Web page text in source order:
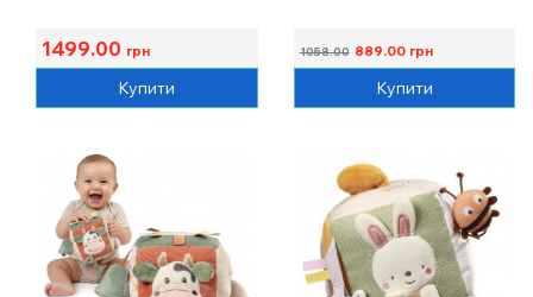
1499.00 грн
Купити
1058.00 889.00грн
Купити